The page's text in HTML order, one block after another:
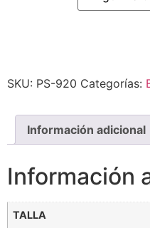
SKU: PS-920 Categorías:
Información adicional
Información
TALLA